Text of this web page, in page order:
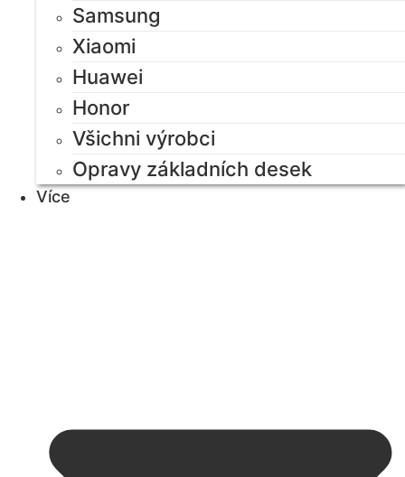
Samsung
Xiaomi
Huawei
Honor
Všichni výrobci
Opravy základních desek
Více